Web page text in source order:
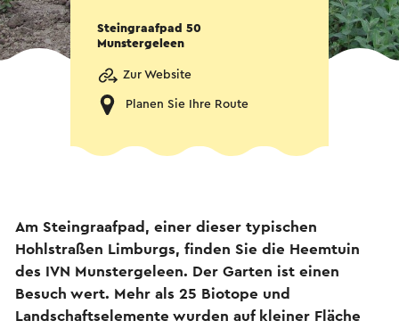
Steingraafpad 50
Munstergeleen
Zur Website
Planen Sie Ihre Route
Am Steingraafpad, einer dieser typischen
Hohlstraßen Limburgs, finden Sie die Heemtuin
des IVN Munstergeleen. Der Garten ist einen
Besuch wert. Mehr als 25 Biotope und
Landschaftselemente wurden auf kleiner Fläche